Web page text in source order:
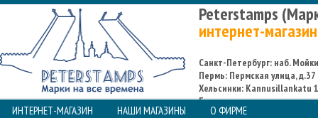
Peterstamps
интернет-магазин
Санкт-Петербург: наб.
Пермь: Пермская улица, д.37
Хельсинки: Kannusillankatu
Espoo
ИНТЕРНЕТ-МАГАЗИН НАШИ МАГАЗИНЫ О ФИРМЕ